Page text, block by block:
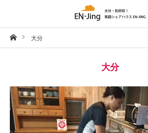
ホーム大分
大分
HOME
英語学習ブログ
ブログ